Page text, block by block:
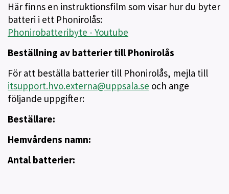
Här finns en instruktionsfilm som visar hur du byter
batteri i ett Phonirolås:
Phonirobatteribyte - Youtube
Beställning av batterier till Phonirolås
För att beställa batterier till Phonirolås, mejla till
itsupport.hvo.externa@uppsala.se och ange
följande uppgifter:
Beställare:
Hemvårdens namn:
Antal batterier: